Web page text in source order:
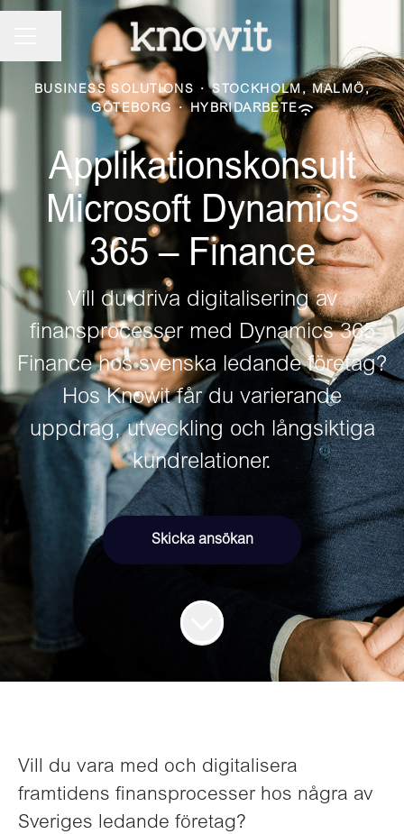
KARRIÄRMENY
Dela sidan
BUSINESS SOLUTIONS ·
STOCKHOLM, MALMÖ,
GÖTEBORG
· HYBRIDARBETE
Applikationskonsult
Microsoft Dynamics
365 – Finance
Vill du driva digitalisering av
finansprocesser med Dynamics 365
Finance hos svenska ledande företag?
Hos Knowit får du varierande
uppdrag, utveckling och långsiktiga
kundrelationer.
Skicka ansökan
Vill du vara med och digitalisera
framtidens finansprocesser hos några av
Sveriges ledande företag?